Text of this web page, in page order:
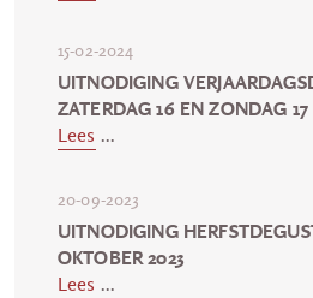
15-02-2024
UITNODIGING
ZATERDAG 16 EN ZONDAG
Lees ...
20-09-2023
UITNODIGING
OKTOBER 2023
Lees ...